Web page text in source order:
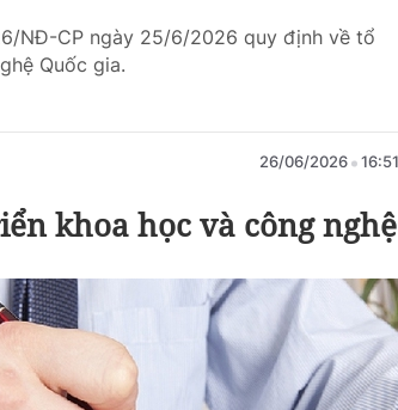
NĐ-CP ngày 25/6/2026 quy định về tổ
Quốc gia.
26/06/2026 16:51
khoa học và công nghệ